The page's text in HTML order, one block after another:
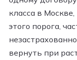
класса в
этого порога,
вернуть при